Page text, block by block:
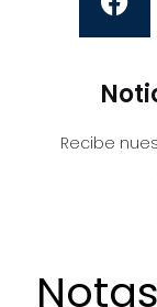
Recibe